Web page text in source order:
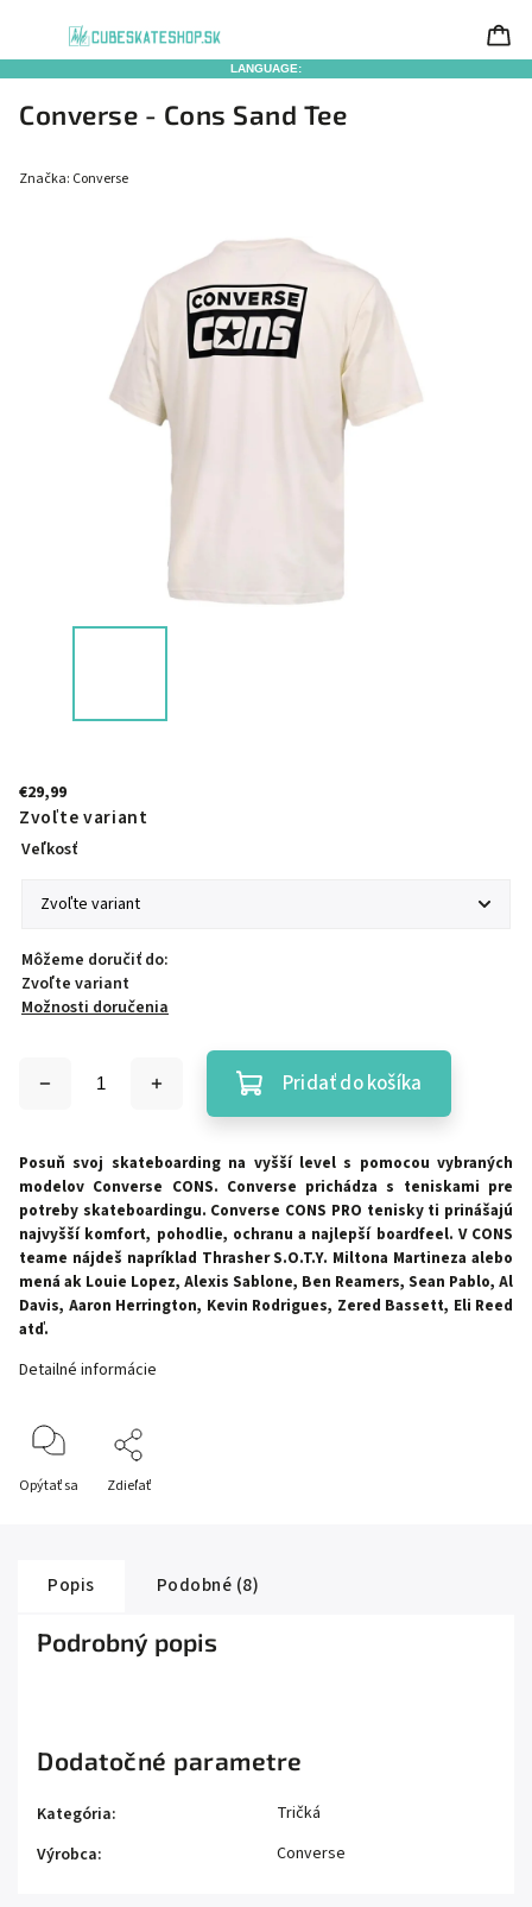
LANGUAGE:
Converse - Cons Sand Tee
Značka: Converse
€29,99
Zvoľte variant
Veľkosť
Môžeme doručiť do:
Zvoľte variant
Možnosti doručenia
Pridať do košíka
Posuň svoj skateboarding na vyšší level s pomocou vybraných
modelov Converse CONS. Converse prichádza s teniskami pre
potreby skateboardingu. Converse CONS PRO tenisky ti prinášajú
najvyšší komfort, pohodlie, ochranu a najlepší boardfeel. V CONS
teame nájdeš napríklad Thrasher S.O.T.Y. Miltona Martineza alebo
mená ak Louie Lopez, Alexis Sablone, Ben Reamers, Sean Pablo, Al
Davis, Aaron Herrington, Kevin Rodrigues, Zered Bassett, Eli Reed
atď.
Detailné informácie
Opýtať sa Zdieľať
Popis Podobné (8)
Podrobný popis
Dodatočné parametre
Kategória:
Tričká
Výrobca: Converse